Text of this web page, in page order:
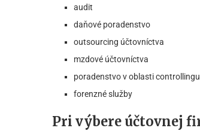
audit
daňové poradenstvo
outsourcing účtovníctva
mzdové účtovníctva
poradenstvo v oblasti controllingu
forenzné služby
Pri výbere účtovnej